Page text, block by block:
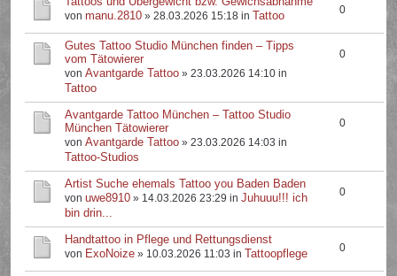
vonmanu.2810 » 28.03.2026 15:18 in Tattoo 0
Gutes Tattoo Studio München finden – Tipps
vom Tätowierer
vonAvantgarde Tattoo » 23.03.2026 14:10 in
Tattoo
0
Avantgarde Tattoo München – Tattoo Studio
München Tätowierer
vonAvantgarde Tattoo » 23.03.2026 14:03 in
Tattoo-Studios
0
Artist Suche ehemals Tattoo you Baden Baden
vonuwe8910 » 14.03.2026 23:29 inJuhuuu!!! ich
bin drin...
0
Handtattoo in Pflege und Rettungsdienst
von ExoNoize » 10.03.2026 11:03 in Tattoopflege 0